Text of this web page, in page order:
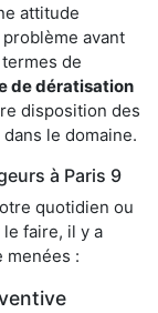
attitude
avant
de
de dératisation
disposition des
le domaine.
à Paris 9
quotidien ou
faire, il y a
menées :